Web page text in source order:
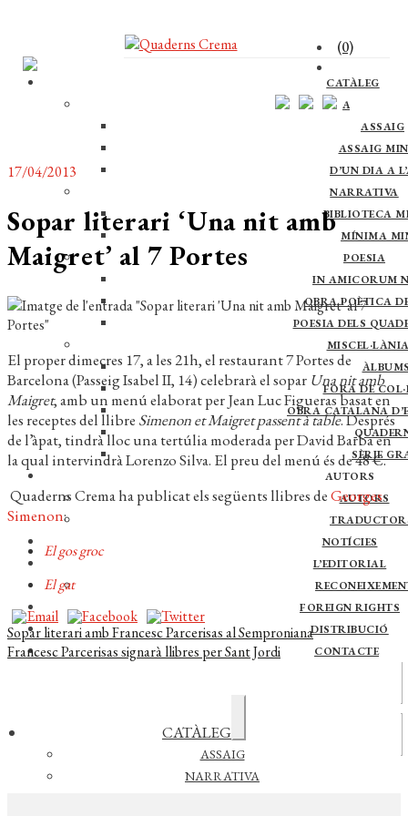
(0)
CATÀLEG
ASSAIG
ASSAIG
ASSAIG
D’UN DIA A
NARRATIVA
BIBLIOTECA
MÍNIMA
POESIA
IN AMICORUM
OBRA POÈTICA
POESIA DELS
FORA DE
OBRA CATALANA
SÈRIE
AUTORS
AUTORS
NOTÍCIES
L’EDITORIAL
FOREIGN RIGHTS
DISTRIBUCIÓ
CONTACTE
CATÀLEG el
menú
secundari
ASSAIG
NARRATIVA
17/04/2013
Sopar literari ‘Una nit amb
Maigret’ al 7 Portes
El proper dimecres 17, a les 21h, el restaurant 7 Portes de
Barcelona (Passeig Isabel II, 14) celebrarà el sopar Una nit amb
Maigret, amb un menú elaborat per Jean Luc Figueras basat en
les receptes del llibre Simenon et Maigret passent à table. Després
de l’àpat, tindrà lloc una tertúlia moderada per David Barba en
la qual intervindrà Lorenzo Silva. El preu del menú és de 48 €.
Quaderns Crema ha publicat els següents llibres deGeorges
Simenon:
El gos groc
El gat
Navegació
d'entrades
Entrada
anterior:
Sopar literari amb Francesc Parcerisas al Semproniana
Pròxima
Francesc Parcerisas signarà llibres per Sant Jordi
Vídeos